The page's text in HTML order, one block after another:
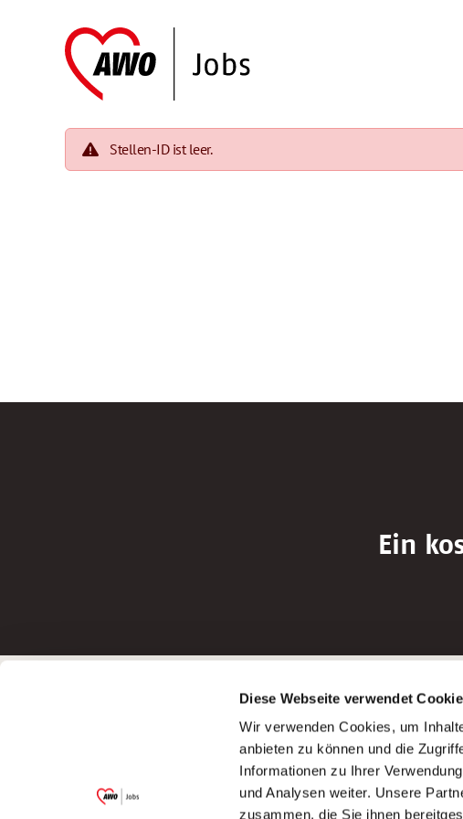
Diese Webseite verwendet
Wir verwenden Cookies, um
anbieten zu können und die
Informationen zu Ihrer
und Analysen weiter. Unsere
zusammen, die Sie ihnen
Stellen-ID ist leer.
Ein
Garitz Bewirtschaftungsbetriebe GmbH
(Ein Tochterunternehmen des AWO
Bezirksverbandes Unterfranken e.V.)
Bewerbungstipps
Bewerbung als
Bewerbung als
Bewerbung als
Bewerbung als